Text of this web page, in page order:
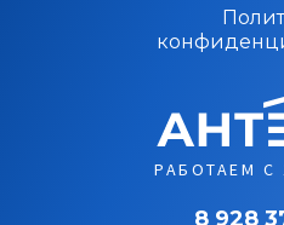
РАБОТАЕМ С
8 928